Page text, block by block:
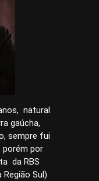
natural
gaúcha,
sempre fui
porém por
da RBS
Região Sul)